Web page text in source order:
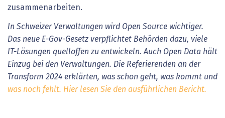
zusammenarbeiten.
In Schweizer Verwaltungen wird Open Source wichtiger.
Das neue E-Gov-Gesetz verpflichtet Behörden dazu, viele
IT-Lösungen quelloffen zu entwickeln. Auch Open Data hält
Einzug bei den Verwaltungen. Die Referierenden an der
Transform 2024 erklärten, was schon geht, was kommt und
was noch fehlt. Hier lesen Sie den ausführlichen Bericht.